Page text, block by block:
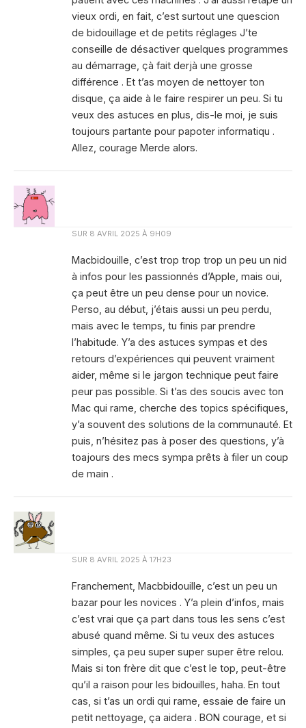
vieux ordi, en fait, c’est surtout une quescion
de bidouillage et de petits réglages J’te
conseille de désactiver quelques programmes
au démarrage, çà fait derjà une grosse
différence . Et t’as moyen de nettoyer ton
disque, ça aide à le faire respirer un peu. Si tu
veux des astuces en plus, dis-le moi, je suis
toujours partante pour papoter informatiqu .
Allez, courage Merde alors.
SUR 8 AVRIL 2025 À 9H09
Macbidouille, c’est trop trop trop un peu un nid
à infos pour les passionnés d’Apple, mais oui,
ça peut être un peu dense pour un novice.
Perso, au début, j’étais aussi un peu perdu,
mais avec le temps, tu finis par prendre
l’habitude. Y’a des astuces sympas et des
retours d’expériences qui peuvent vraiment
aider, même si le jargon technique peut faire
peur pas possible. Si t’as des soucis avec ton
Mac qui rame, cherche des topics spécifiques,
y’a souvent des solutions de la communauté. Et
puis, n’hésitez pas à poser des questions, y’à
toajours des mecs sympa prêts à filer un coup
de main .
SUR 8 AVRIL 2025 À 17H23
Franchement, Macbbidouille, c’est un peu un
bazar pour les novices . Y’a plein d’infos, mais
c’est vrai que ça part dans tous les sens c’est
abusé quand même. Si tu veux des astuces
simples, ça peu super super super être relou.
Mais si ton frère dit que c’est le top, peut-être
qu’il a raison pour les bidouilles, haha. En tout
cas, si t’as un ordi qui rame, essaie de faire un
petit nettoyage, ça aidera . BON courage, et si